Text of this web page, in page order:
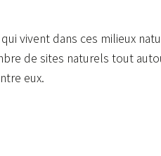
vivent dans ces milieux
de sites naturels tout
eux.